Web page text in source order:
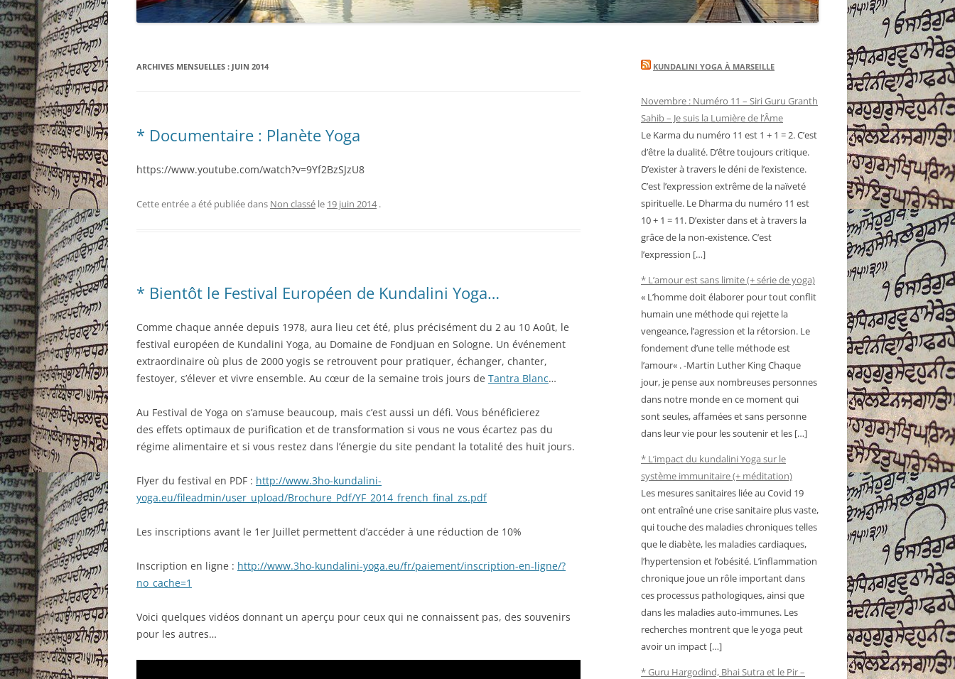
ARCHIVES MENSUELLES : JUIN 2014
* Documentaire : Planète Yoga
https://www.youtube.com/watch?v=9Yf2BzSJzU8
Cette entrée a été publiée dans Non classé le 19 juin 2014 .
* Bientôt le Festival Européen de Kundalini Yoga…
Comme chaque année depuis 1978, aura lieu cet été, plus précisément du 2 au 10 Août, le
festival européen de Kundalini Yoga, au Domaine de Fondjuan en Sologne. Un événement
extraordinaire où plus de 2000 yogis se retrouvent pour pratiquer, échanger, chanter,
festoyer, s’élever et vivre ensemble. Au cœur de la semaine trois jours de Tantra Blanc…
Au Festival de Yoga on s’amuse beaucoup, mais c’est aussi un défi. Vous bénéficierez
des effets optimaux de purification et de transformation si vous ne vous écartez pas du
régime alimentaire et si vous restez dans l’énergie du site pendant la totalité des huit jours.
Flyer du festival en PDF : http://www.3ho-kundalini-
yoga.eu/fileadmin/user_upload/Brochure_Pdf/YF_2014_french_final_zs.pdf
Les inscriptions avant le 1er Juillet permettent d’accéder à une réduction de 10%
Inscription en ligne : http://www.3ho-kundalini-yoga.eu/fr/paiement/inscription-en-ligne/?
no_cache=1
Voici quelques vidéos donnant un aperçu pour ceux qui ne connaissent pas, des souvenirs
pour les autres…
KUNDALINI YOGA À MARSEILLE
Novembre : Numéro 11 – Siri Guru Granth
Sahib – Je suis la Lumière de l’Âme
Le Karma du numéro 11 est 1 + 1 = 2. C’est
d’être la dualité. D’être toujours critique.
D’exister à travers le déni de l’existence.
C’est l’expression extrême de la naïveté
spirituelle. Le Dharma du numéro 11 est
10 + 1 = 11. D’exister dans et à travers la
grâce de la non-existence. C’est
l’expression […]
* L’amour est sans limite (+ série de yoga)
« L’homme doit élaborer pour tout conflit
humain une méthode qui rejette la
vengeance, l’agression et la rétorsion. Le
fondement d’une telle méthode est
l’amour« . -Martin Luther King Chaque
jour, je pense aux nombreuses personnes
dans notre monde en ce moment qui
sont seules, affamées et sans personne
dans leur vie pour les soutenir et les […]
* L’impact du kundalini Yoga sur le
système immunitaire (+ méditation)
Les mesures sanitaires liée au Covid 19
ont entraîné une crise sanitaire plus vaste,
qui touche des maladies chroniques telles
que le diabète, les maladies cardiaques,
l’hypertension et l’obésité. L’inflammation
chronique joue un rôle important dans
ces processus pathologiques, ainsi que
dans les maladies auto-immunes. Les
recherches montrent que le yoga peut
avoir un impact […]
* Guru Hargodind, Bhai Sutra et le Pir –